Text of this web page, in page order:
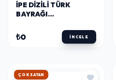
İPE DIZILI TÜRK
BAYRAĞI
₺0 İNCELE
ÇOK SATAN